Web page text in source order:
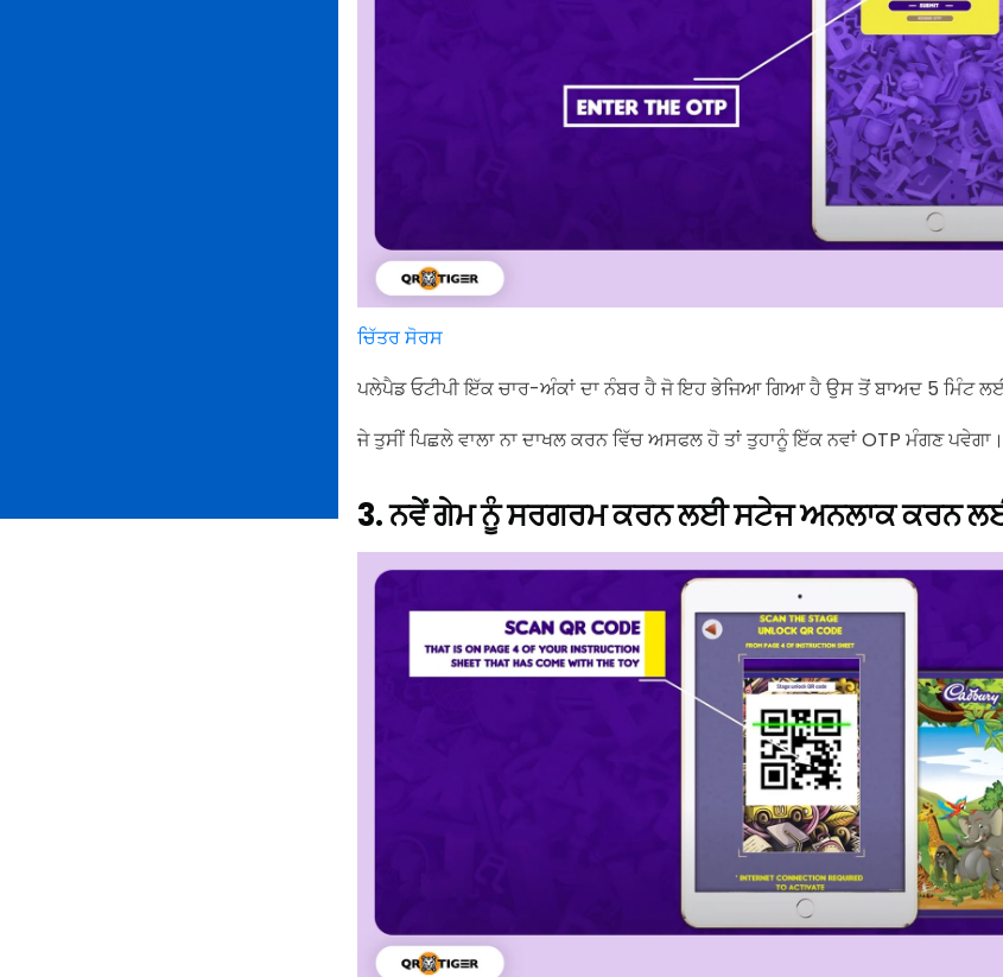
ਚਿੱਤਰ ਸੋਰਸ
ਪਲੇਪੈਡ ਓਟੀਪੀ ਇੱਕ ਚਾਰ-ਅੰਕਾਂ ਦਾ ਨੰਬਰ ਹੈ ਜੋ ਇਹ ਭੇਜਿਆ ਗਿਆ ਹੈ ਉਸ ਤੋਂ ਬਾਅਦ 5 ਮਿੰਟ
ਜੇ ਤੁਸੀਂ ਪਿਛਲੇ ਵਾਲਾ ਨਾ ਦਾਖਲ ਕਰਨ ਵਿੱਚ ਅਸਫਲ ਹੋ ਤਾਂ ਤੁਹਾਨੂੰ ਇੱਕ ਨਵਾਂ OTP ਮੰਗਣ ਪਵੇਗਾ।
3. ਨਵੇਂ ਗੇਮ ਨੂੰ ਸਰਗਰਮ ਕਰਨ ਲਈ ਸਟੇਜ ਅਨਲਾਕ ਕਰਨ